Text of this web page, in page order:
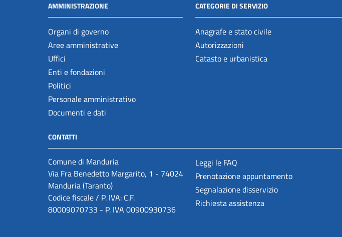
AMMINISTRAZIONE
Organi di governo
Aree amministrative
Uffici
Enti e fondazioni
Politici
Personale amministrativo
Documenti e dati
CATEGORIE DI SERVIZIO
Anagrafe e stato civile
Autorizzazioni
Catasto e urbanistica
CONTATTI
Comune di Manduria
Via Fra Benedetto Margarito, 1 - 74024
Manduria (Taranto)
Codice fiscale / P. IVA: C.F.
80009070733 - P. IVA 00900930736
Leggi le FAQ
Prenotazione appuntamento
Segnalazione disservizio
Richiesta assistenza